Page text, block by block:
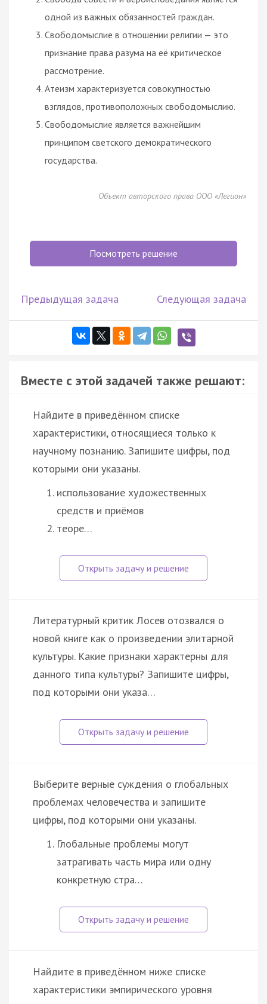
одной из важных обязанностей граждан.
Свободомыслие в отношении религии — это
признание права разума на её критическое
рассмотрение.
Атеизм характеризуется совокупностью
взглядов, противоположных свободомыслию.
Свободомыслие является важнейшим
принципом светского демократического
государства.
Объект авторского права ООО «Легион»
Посмотреть решение
Предыдущая задача Следующая задача
Вместе с этой задачей также решают:
Найдите в приведённом списке
характеристики, относящиеся только к
научному познанию. Запишите цифры, под
которыми они указаны.
использование художественных
средств и приёмов
теоре…
Литературный критик Лосев отозвался о
новой книге как о произведении элитарной
культуры. Какие признаки характерны для
данного типа культуры? Запишите цифры,
под которыми они указа…
Выберите верные суждения о глобальных
проблемах человечества и запишите
цифры, под которыми они указаны.
Глобальные проблемы могут
затрагивать часть мира или одну
конкретную стра…
Найдите в приведённом ниже списке
характеристики эмпирического уровня